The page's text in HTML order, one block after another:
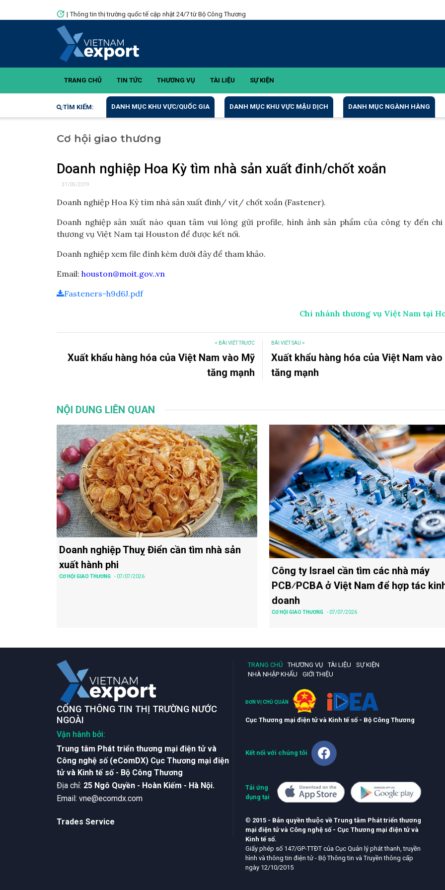
| Thông tin thị trường quốc tế cập nhật 24/7 từ Bộ Công Thương
TRANG CHỦ TIN TỨC THƯƠNG VỤ TÀI LIỆU SỰ KIỆN
TÌM KIẾM: DANH MỤC KHU VỰC/QUỐC GIA DANH MỤC KHU VỰC MẬU DỊCH DANH MỤC NGÀNH HÀNG
Cơ hội giao thương
Doanh nghiệp Hoa Kỳ tìm nhà sản xuất đinh/chốt xoắn
31/05/2019
Doanh nghiệp Hoa Kỳ tìm nhà sản xuất đinh/ vít/ chốt xoắn (Fastener).
Doanh nghiệp sản xuất nào quan tâm vui lòng gửi profile, hình ảnh sản phẩm của công ty đến chi
thương vụ Việt Nam tại Houston để được kết nối.
Doanh nghiệp xem file đính kèm dưới đây để tham khảo.
Email: houston@moit.gov..vn
Fasteners-h9d6J.pdf
Chi nhánh thương vụ Việt Nam tại
< BÀI VIẾT TRƯỚC
Xuất khẩu hàng hóa của Việt Nam vào Mỹ
tăng mạnh
BÀI VIẾT SAU >
Xuất khẩu hàng hóa của Việt Nam vào
tăng mạnh
NỘI DUNG LIÊN QUAN
Doanh nghiệp Thuỵ Điển cần tìm nhà sản
xuất hành phi
CƠ HỘI GIAO THƯƠNG - 07/07/2026
Công ty Israel cần tìm các nhà máy
PCB⁄PCBA ở Việt Nam để hợp tác
doanh
CƠ HỘI GIAO THƯƠNG - 07/07/2026
CỔNG THÔNG TIN THỊ TRƯỜNG NƯỚC
NGOÀI
Vận hành bởi:
Trung tâm Phát triển thương mại điện tử và
Công nghệ số (eComDX) Cục Thương mại điện
tử và Kinh tế số - Bộ Công Thương
Ðịa chỉ: 25 Ngô Quyền - Hoàn Kiếm - Hà Nội.
Email: vne@ecomdx.com
Trades Service
TRANG CHỦ THƯƠNG VỤ TÀI LIỆU
SỰ KIỆN
NHÀ NHẬP KHẨU
GIỚI THIỆU
ĐƠN VỊ CHỦ QUẢN
Cục Thương mại điện tử và Kinh tế số - Bộ Công Thương
Kết nối với chúng tôi
Tải ứng
dụng tại
© 2015 - Bản quyền thuộc về Trung tâm Phát triển thương
mại điện tử và Công nghệ số - Cục Thương mại điện tử và
Kinh tế số.
Giấy phép số 147/GP-TTĐT của Cục Quản lý phát thanh, truyền
hình và thông tin điện tử - Bộ Thông tin và Truyền thông cấp
ngày 12/10/2015